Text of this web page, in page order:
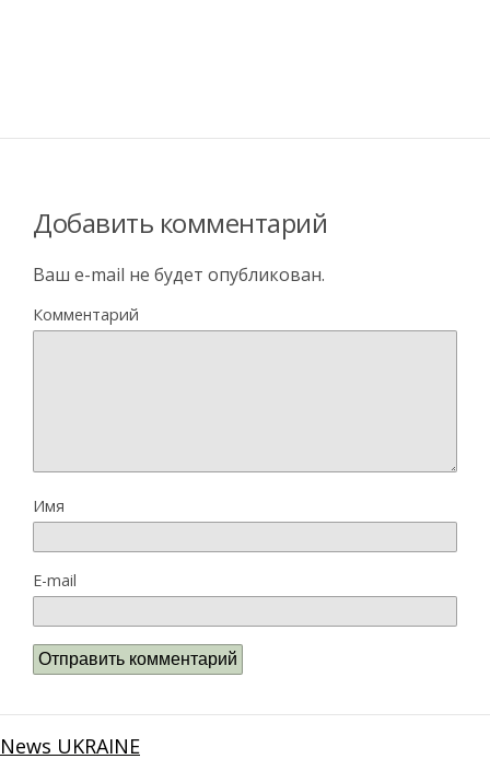
Добавить комментарий
Ваш e-mail не будет опубликован.
Комментарий
Имя
E-mail
News UKRAINE